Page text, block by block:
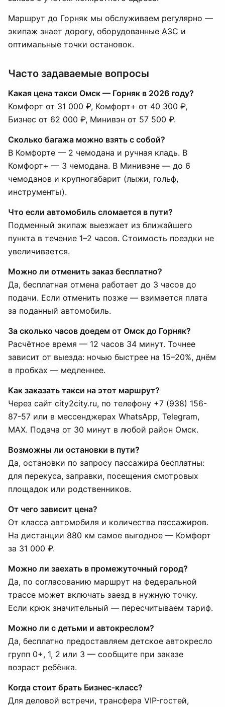
Маршрут до Горняк мы обслуживаем регулярно —
экипаж знает дорогу, оборудованные АЗС и
оптимальные точки остановок.
Часто задаваемые вопросы
Какая цена такси Омск — Горняк в 2026 году?
Комфорт от 31 000 ₽, Комфорт+ от 40 300 ₽,
Бизнес от 62 000 ₽, Минивэн от 57 500 ₽.
Сколько багажа можно взять с собой?
В Комфорте — 2 чемодана и ручная кладь. В
Комфорт+ — 3 чемодана. В Минивэне — до 6
чемоданов и крупногабарит (лыжи, гольф,
инструменты).
Что если автомобиль сломается в пути?
Подменный экипаж выезжает из ближайшего
пункта в течение 1–2 часов. Стоимость поездки не
увеличивается.
Можно ли отменить заказ бесплатно?
Да, бесплатная отмена работает до 3 часов до
подачи. Если отменить позже — взимается плата
за поданный автомобиль.
За сколько часов доедем от Омск до Горняк?
Расчётное время — 12 часов 34 минут. Точнее
зависит от выезда: ночью быстрее на 15–20%, днём
в пробках — медленнее.
Как заказать такси на этот маршрут?
Через сайт city2city.ru, по телефону +7 (938) 156-
87-57 или в мессенджерах WhatsApp, Telegram,
MAX. Подача от 30 минут в любой район Омск.
Возможны ли остановки в пути?
Да, остановки по запросу пассажира бесплатны:
для перекуса, заправки, посещения смотровых
площадок или родственников.
От чего зависит цена?
От класса автомобиля и количества пассажиров.
На дистанции 880 км самое выгодное — Комфорт
за 31 000 ₽.
Можно ли заехать в промежуточный город?
Да, по согласованию маршрут на федеральной
трассе может включать заезд в нужную точку.
Если крюк значительный — пересчитываем тариф.
Можно ли с детьми и автокреслом?
Да, бесплатно предоставляем детское автокресло
групп 0+, 1, 2 или 3 — сообщите при заказе
возраст ребёнка.
Когда стоит брать Бизнес-класс?
Для деловой встречи, трансфера VIP-гостей,